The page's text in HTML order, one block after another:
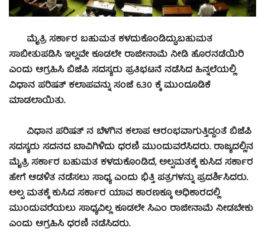
ಮೈತ್ರಿ ಸರ್ಕಾರ ಬಹುಮತ ಕಳದುಕೊಂಡಿದ್ದು‌,ಬಹುಮತ
ಸಾಬೀತುಪಡಿಸಿ ಇಲ್ಲವೇ ಕೂಡಲೇ ರಾಜೀನಾಮೆ ನೀಡಿ ಹೊರನಡೆಯಿರಿ
ಎಂದು ಆಗ್ರಹಿಸಿ ಬಿಜೆಪಿ ಸದಸ್ಯರು ಪ್ರತಿಭಟನೆ ನಡೆಸಿದ ಹಿನ್ನಲೆಯಲ್ಲಿ
ವಿಧಾನ ಪರಿಷತ್ ಕಲಾಪವನ್ನು ಸಂಜೆ 6.30 ಕ್ಕೆ ಮುಂದೂಡಿಕೆ
ಮಾಡಲಾಯಿತು.
ವಿಧಾನ ಪರಿಷತ್ ನ ಬೆಳಗಿನ ಕಲಾಪ ಆರಂಭವಾಗುತ್ತಿದ್ದಂತೆ ಬಿಜೆಪಿ
ಸದಸ್ಯರು ಸದನದ ಬಾವಿಗಿಳಿದು ಧರಣಿ ಮುಂದುವರೆಸಿದರು. ರಾಜ್ಯದಲ್ಲಿನ
ಮೈತ್ರಿ ಸರ್ಕಾರ ಬಹುಮತ ಕಳದುಕೊಂಡಿದೆ, ಅಲ್ಪಮತಕ್ಕೆ ಕುಸಿದ ಸರ್ಕಾರ
ಹೇಗೆ ಆಡಳಿತ ನಡೆಸಲು ಸಾಧ್ಯ ಎಂದು ಭಿತ್ತಿ ಪತ್ರಗಳನ್ನು ಪ್ರದರ್ಶಿಸಿದರು.
ಅಲ್ಪ ಮತಕ್ಕೆ ಕುಸಿದ ಸರ್ಕಾರ ಯಾವ ಕಾರಣಕ್ಕೂ ಅಧಿಕಾರದಲ್ಲಿ
ಮುಂದುವರೆಯಲು ಸಾಧ್ಯವಿಲ್ಲ ಕೂಡಲೇ ಸಿಎಂ ರಾಜೀನಾಮೆ ನೀಡಬೇಕು
ಎಂದು ಆಗ್ರಹಿಸಿ ಧರಣಿ ನಡೆಸಿದರು.